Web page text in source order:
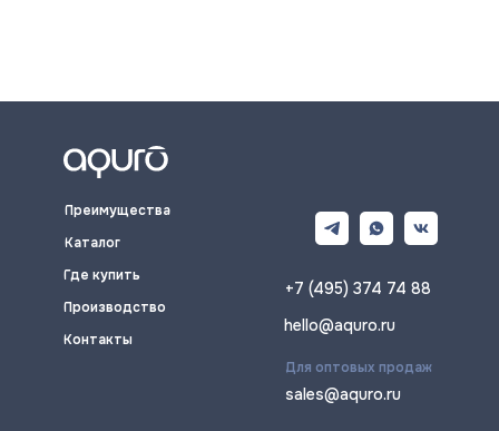
sales@aquro.ru
hello@aquro.ru
+7 (495) 374 74 88
Преимущества
Каталог
Где купить
Производство
Контакты
Для оптовых продаж